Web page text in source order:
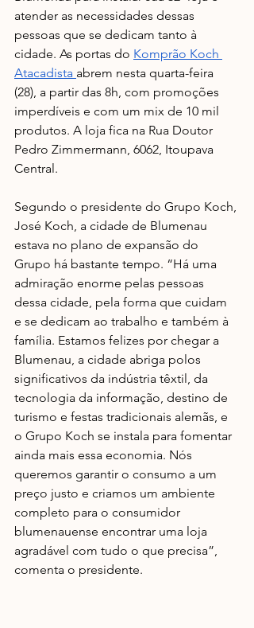
atender as necessidades dessas
pessoas que se dedicam tanto à
cidade. As portas do Komprão Koch
Atacadista abrem nesta quarta-feira
(28), a partir das 8h, com promoções
imperdíveis e com um mix de 10 mil
produtos. A loja fica na Rua Doutor
Pedro Zimmermann, 6062, Itoupava
Central.
Segundo o presidente do Grupo Koch,
José Koch, a cidade de Blumenau
estava no plano de expansão do
Grupo há bastante tempo. “Há uma
admiração enorme pelas pessoas
dessa cidade, pela forma que cuidam
e se dedicam ao trabalho e também à
família. Estamos felizes por chegar a
Blumenau, a cidade abriga polos
significativos da indústria têxtil, da
tecnologia da informação, destino de
turismo e festas tradicionais alemãs, e
o Grupo Koch se instala para fomentar
ainda mais essa economia. Nós
queremos garantir o consumo a um
preço justo e criamos um ambiente
completo para o consumidor
blumenauense encontrar uma loja
agradável com tudo o que precisa”,
comenta o presidente.